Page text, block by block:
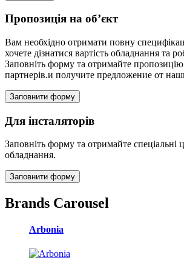
Пропозиція на об’єкт
Вам необхідно отримати повну
хочете дізнатися вартість обладнання та
Заповніть форму та отримайте
партнерів.и получите предложение от
Заповнити форму
Для інсталяторів
Заповніть форму та отримайте спеціальні
обладнання.
Заповнити форму
Brands Carousel
Arbonia